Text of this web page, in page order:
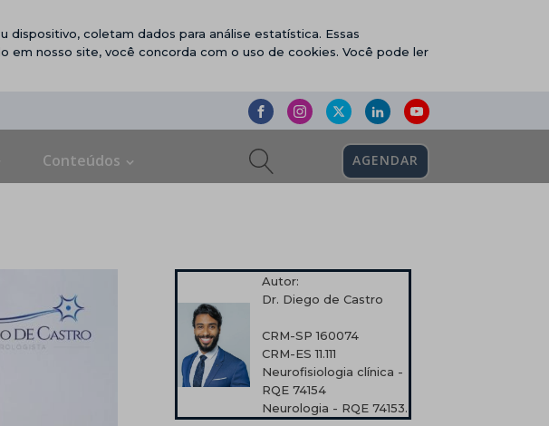
dispositivo, coletam dados para análise estatística. Essas
em nosso site, você concorda com o uso de cookies. Você pode ler
Conteúdos AGENDAR
Autor:
Dr. Diego de Castro
CRM-SP 160074
CRM-ES 11.111
Neurofisiologia clínica -
RQE 74154
Neurologia - RQE 74153.